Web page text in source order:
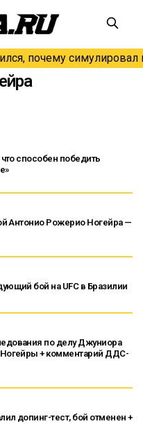
почему симулировал
способен победить
Антонио Рожерио Ногейра —
бой на UFC в Бразилии
по делу Джуниора
+ комментарий ДДС-
допинг-тест, бой отменен +